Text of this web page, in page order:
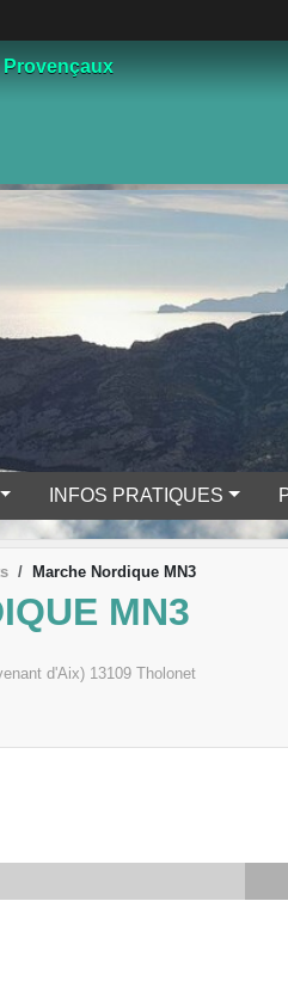
INFOS PRATIQUES
Marche Nordique MN3
MN3
d'Aix) 13109 Tholonet